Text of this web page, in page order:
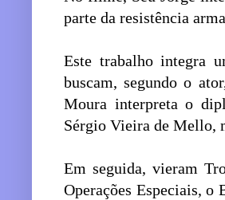
parte da resistência
Este trabalho integra
buscam, segundo o
Moura interpreta o
Sérgio Vieira de Mello,
Em seguida, vieram
Operações Especiais, o